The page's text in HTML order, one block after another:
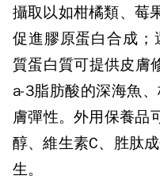
攝取以如柑橘類、莓
促進膠原蛋白合成
質蛋白質可提供皮膚
a-3脂肪酸的深海魚
膚彈性。外用保養品
醇、維生素C、胜肽
生。